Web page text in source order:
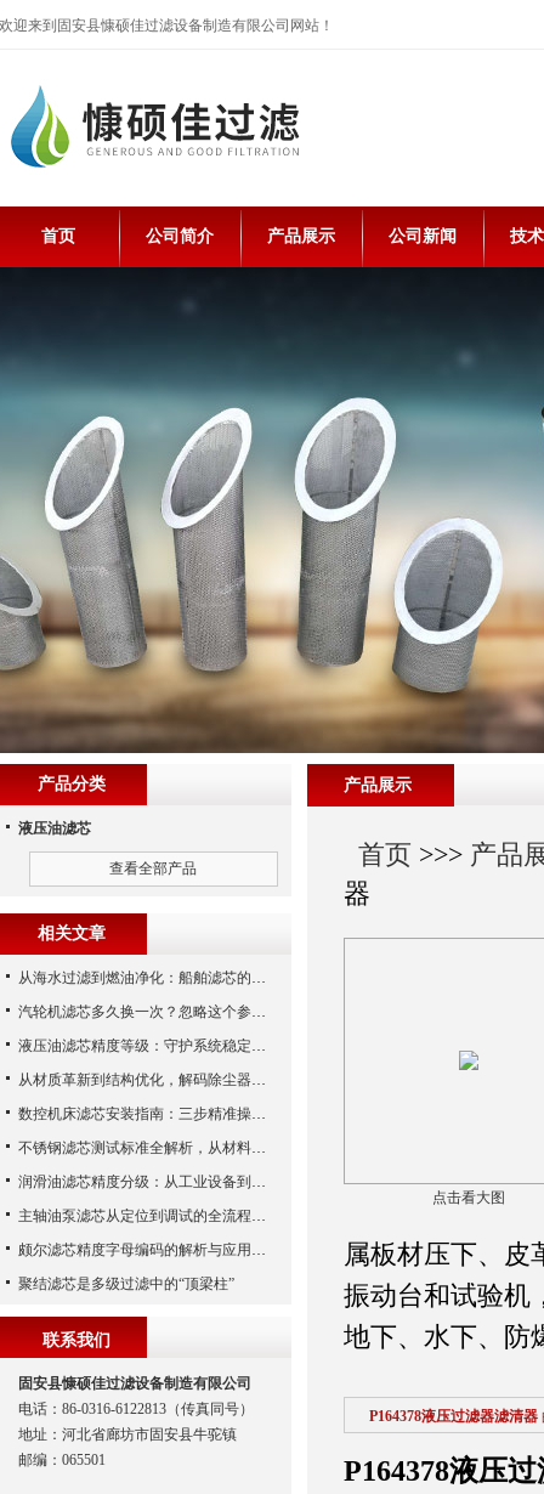
欢迎来到固安县慷硕佳过滤设备制造有限公司网站！
首页 公司简介 产品展示 公司新闻 技
产品展示
首页 >>> 产品
器
点击看大图
属板材压下、皮
振动台和试验机
地下、水下、防
P164378液压过滤器滤清器
P164378液压
产品分类
液压油滤芯
查看全部产品
相关文章
从海水过滤到燃油净化：船舶滤芯的多场景应用解析
汽轮机滤芯多久换一次？忽略这个参数，机组非停损失可能上百万！
液压油滤芯精度等级：守护系统稳定与寿命的“微米标尺”
从材质革新到结构优化，解码除尘器滤芯性能跃升的核心逻辑
数控机床滤芯安装指南：三步精准操作，杜绝设备“亚健康”
不锈钢滤芯测试标准全解析，从材料性能到应用场景的严苛验证
润滑油滤芯精度分级：从工业设备到精密系统的过滤密码
主轴油泵滤芯从定位到调试的全流程解析
颇尔滤芯精度字母编码的解析与应用指南
聚结滤芯是多级过滤中的“顶梁柱”
联系我们
固安县慷硕佳过滤设备制造有限公司
电话：86-0316-6122813（传真同号）
地址：河北省廊坊市固安县牛驼镇
邮编：065501